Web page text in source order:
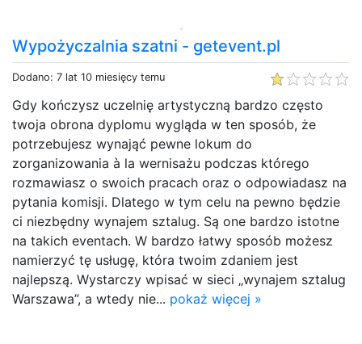
Wypożyczalnia szatni - getevent.pl
Dodano: 7 lat 10 miesięcy temu
Gdy kończysz uczelnię artystyczną bardzo często
twoja obrona dyplomu wygląda w ten sposób, że
potrzebujesz wynająć pewne lokum do
zorganizowania à la wernisażu podczas którego
rozmawiasz o swoich pracach oraz o odpowiadasz na
pytania komisji. Dlatego w tym celu na pewno będzie
ci niezbędny wynajem sztalug. Są one bardzo istotne
na takich eventach. W bardzo łatwy sposób możesz
namierzyć tę usługę, która twoim zdaniem jest
najlepszą. Wystarczy wpisać w sieci „wynajem sztalug
Warszawa”, a wtedy nie... pokaż więcej »